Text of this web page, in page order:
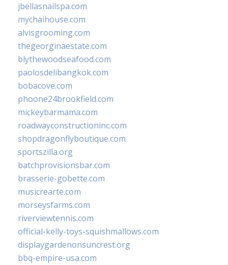
jbellasnailspa.com
mychaihouse.com
alvisgrooming.com
thegeorginaestate.com
blythewoodseafood.com
paolosdelibangkok.com
bobacove.com
phoone24brookfield.com
mickeybarmama.com
roadwayconstructioninc.com
shopdragonflyboutique.com
sportszilla.org
batchprovisionsbar.com
brasserie-gobette.com
musicrearte.com
morseysfarms.com
riverviewtennis.com
official-kelly-toys-squishmallows.com
displaygardenonsuncrest.org
bbq-empire-usa.com